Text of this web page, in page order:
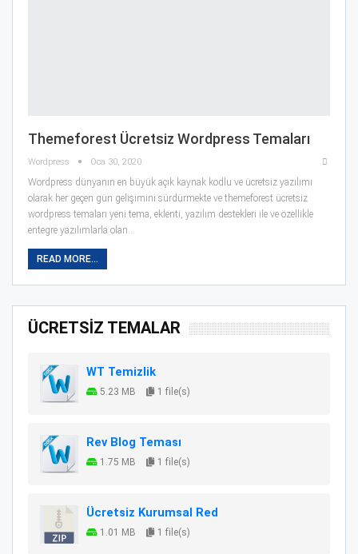
Themeforest Ücretsiz Wordpress Temaları
Wordpress Oca 30, 2020
Wordpress dünyanın en büyük açık kaynak kodlu ve ücretsiz yazılımı
olarak her geçen gün gelişimini sürdürmekte ve themeforest ücretsiz
wordpress temaları yeni tema, eklenti, yazılım destekleri ile ve özellikle
entegre yazılımlarla olan…
READ MORE...
ÜCRETSİZ TEMALAR
WT Temizlik
5.23 MB 1 file(s)
Rev Blog Teması
1.75 MB 1 file(s)
Ücretsiz Kurumsal Red
1.01 MB 1 file(s)